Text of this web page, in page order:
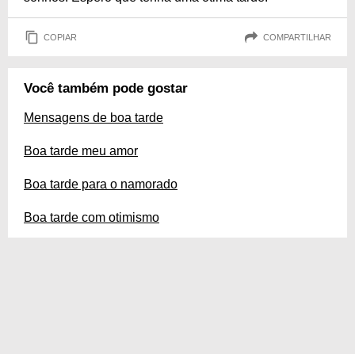
COPIAR COMPARTILHAR
Você também pode gostar
Mensagens de boa tarde
Boa tarde meu amor
Boa tarde para o namorado
Boa tarde com otimismo